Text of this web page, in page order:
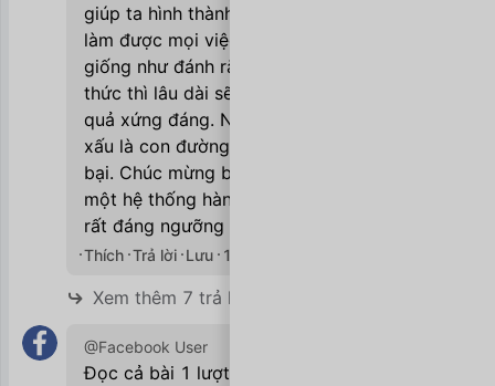
giúp ta hình thành thói quen tốt, và nếu
làm được mọi việc theo thói quen tốt
giống như đánh răng buổi sáng 1 cách vô
thức thì lâu dài sẽ đạt được những thành
quả xứng đáng. Ngược lại các thói quen
xấu là con đường nhanh nhất dẫn đến thất
bại. Chúc mừng bác đã hình thành được
một hệ thống hành động theo thói quen
rất đáng ngưỡng mộ.
Thích Trả lời Lưu 12/12/2019
Xem thêm 7 trả lời
@Facebook User
Đọc cả bài 1 lượt mà chưa túm đc chỗ